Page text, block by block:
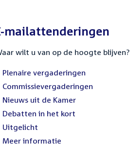
mailattenderingen
wilt u van op de hoogte blijven?
Plenaire vergaderingen
Commissievergaderingen
Nieuws uit de Kamer
Debatten in het kort
Uitgelicht
Meer informatie